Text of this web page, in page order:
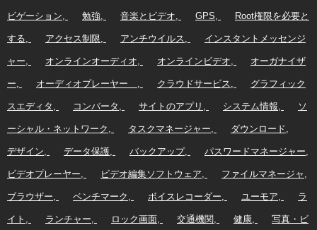
ビゲーション 勉強 音楽とビデオ GPS Root権限を必要と
する アクセス制限 アンチウイルス インスタントメッセンジ
ャー オンラインオーディオ オンラインビデオ オーガナイザ
ー オーディオプレーヤー クラウドサービス グラフィック
スエディタ コンバータ サイトのアプリ システム情報 ソ
ーシャル・ネットワーク タスクマネージャー ダウンロード
デザイン データ保護 バックアップ パスワードマネージャー
ビデオプレーヤー ビデオ編集ソフトウェア ファイルマネージャ
ブラウザー ベンチマーク ボイスレコーダー ユーモア ラ
イト ランチャー ロック画面 交通機関 健康 写真・ビ